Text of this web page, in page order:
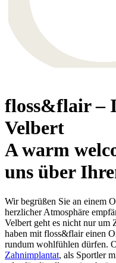
floss&flair –
Velbert
A warm
uns über
Wir begrüßen Sie an einem
herzlicher Atmosphäre
Velbert geht es nicht nur um
haben mit floss&flair einen
rundum wohlfühlen dürfen.
Zahnimplantat, als Sportler